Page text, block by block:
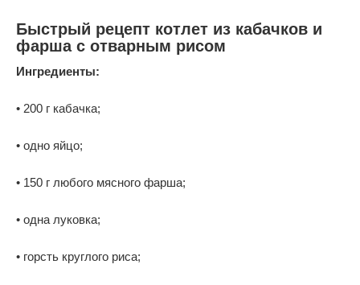
Быстрый рецепт котлет из кабачков и
фарша с отварным рисом
Ингредиенты:
• 200 г кабачка;
• одно яйцо;
• 150 г любого мясного фарша;
• одна луковка;
• горсть круглого риса;